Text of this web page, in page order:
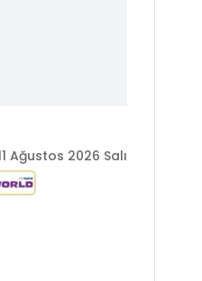
Ağustos 2026 Salı